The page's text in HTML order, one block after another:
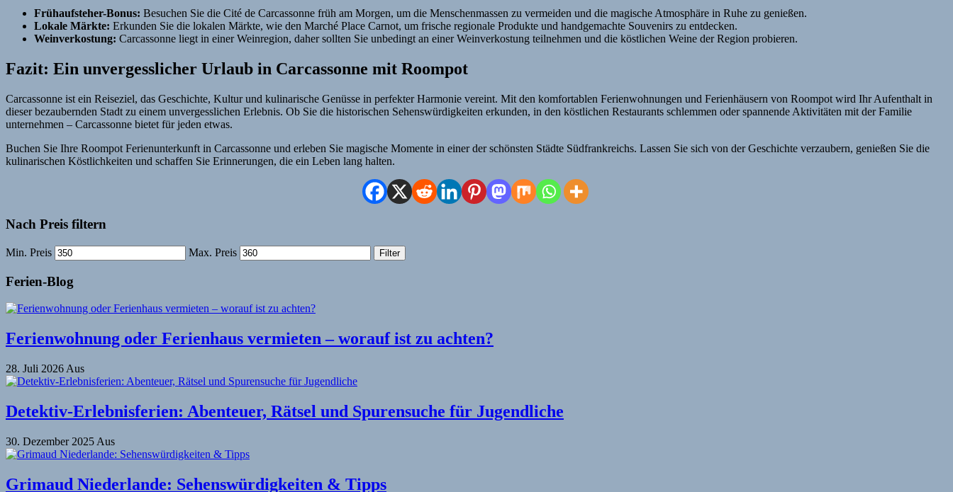
Frühaufsteher-Bonus: Besuchen Sie die Cité de Carcassonne früh am Morgen, um die Menschenmassen zu vermeiden und die magische Atmosphäre in Ruhe zu genießen.
Lokale Märkte: Erkunden Sie die lokalen Märkte, wie den Marché Place Carnot, um frische regionale Produkte und handgemachte Souvenirs zu entdecken.
Weinverkostung: Carcassonne liegt in einer Weinregion, daher sollten Sie unbedingt an einer Weinverkostung teilnehmen und die köstlichen Weine der Region probieren.
Fazit: Ein unvergesslicher Urlaub in Carcassonne mit Roompot
Carcassonne ist ein Reiseziel, das Geschichte, Kultur und kulinarische Genüsse in perfekter Harmonie vereint. Mit den komfortablen Ferienwohnungen und Ferienhäusern von Roompot wird Ihr Aufenthalt in
dieser bezaubernden Stadt zu einem unvergesslichen Erlebnis. Ob Sie die historischen Sehenswürdigkeiten erkunden, in den köstlichen Restaurants schlemmen oder spannende Aktivitäten mit der Familie
unternehmen – Carcassonne bietet für jeden etwas.
Buchen Sie Ihre Roompot Ferienunterkunft in Carcassonne und erleben Sie magische Momente in einer der schönsten Städte Südfrankreichs. Lassen Sie sich von der Geschichte verzaubern, genießen Sie die
kulinarischen Köstlichkeiten und schaffen Sie Erinnerungen, die ein Leben lang halten.
Nach Preis filtern
Min. Preis Max. Preis Filter
Ferien-Blog
Ferienwohnung oder Ferienhaus vermieten – worauf ist zu achten?
28. Juli 2026 Aus
Detektiv-Erlebnisferien: Abenteuer, Rätsel und Spurensuche für Jugendliche
30. Dezember 2025 Aus
Grimaud Niederlande: Sehenswürdigkeiten & Tipps